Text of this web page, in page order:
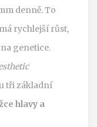
denně. To
rychlejší růst,
genetice.
tři základní
hlavy a